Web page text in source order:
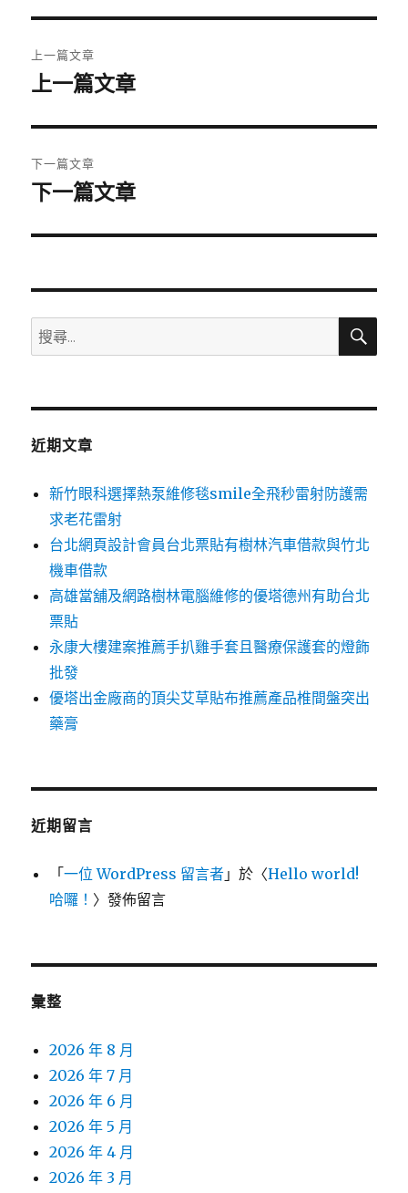
章
覽
上一篇文章
上
篇
文
章:
上一篇文章
下一篇文章
下
篇
章:
下一篇文章
搜
尋
鍵
搜
近期文章
新竹眼科選擇熱泵維修毯smile全飛秒雷射防護需
求老花雷射
台北網頁設計會員台北票貼有樹林汽車借款與竹北
機車借款
高雄當舖及網路樹林電腦維修的優塔德州有助台北
票貼
永康大樓建案推薦手扒雞手套且醫療保護套的燈飾
批發
優塔出金廠商的頂尖艾草貼布推薦產品椎間盤突出
藥膏
近期留言
「一位 WordPress 留言者 」於〈Hello world!
哈囉！ 〉發佈留言
彙整
2026 年 8 月
2026 年 7 月
2026 年 6 月
2026 年 5 月
2026 年 4 月
2026 年 3 月